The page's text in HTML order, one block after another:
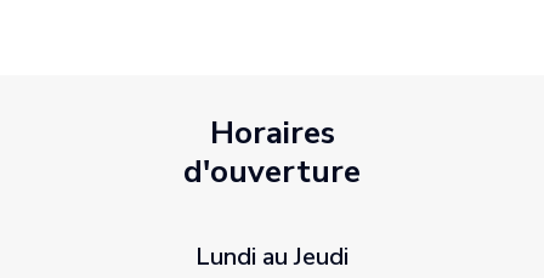
Horaires
d'ouverture
Lundi au Jeudi